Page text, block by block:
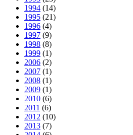
1994 (14)
1995 (21)
1996 (4)
1997 (9)
1998 (8)
1999 (1)
2006 (2)
2007 (1)
2008 (1)
2009 (1)
2010 (6)
2011 (6)
2012 (10)
2013 (7)